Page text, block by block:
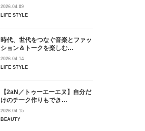
2026.04.09
LIFE STYLE
時代、世代をつなぐ音楽とファッ
ション＆トークを楽しむ…
2026.04.14
LIFE STYLE
【2aN／トゥーエーエヌ】自分だ
けのチーク作りもでき…
2026.04.15
BEAUTY